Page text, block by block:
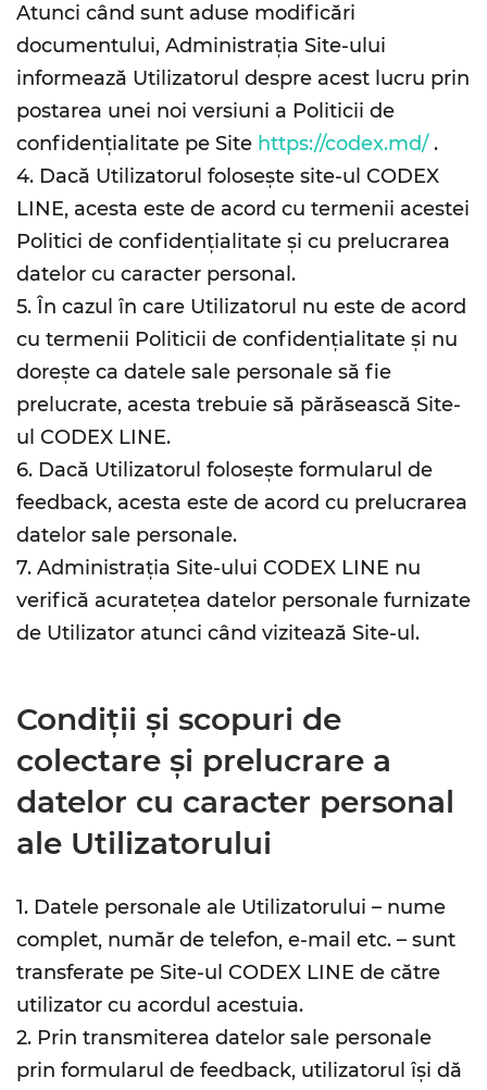
Atunci când sunt aduse modificări
documentului, Administrația Site-ului
informează Utilizatorul despre acest lucru prin
postarea unei noi versiuni a Politicii de
confidențialitate pe Site https://codex.md/.
4. Dacă Utilizatorul folosește site-ul CODEX
LINE, acesta este de acord cu termenii acestei
Politici de confidențialitate și cu prelucrarea
datelor cu caracter personal.
5. În cazul în care Utilizatorul nu este de acord
cu termenii Politicii de confidențialitate și nu
dorește ca datele sale personale să fie
prelucrate, acesta trebuie să părăsească Site-
ul CODEX LINE.
6. Dacă Utilizatorul folosește formularul de
feedback, acesta este de acord cu prelucrarea
datelor sale personale.
7. Administrația Site-ului CODEX LINE nu
verifică acuratețea datelor personale furnizate
de Utilizator atunci când vizitează Site-ul.
Condiții și scopuri de
colectare și prelucrare a
datelor cu caracter personal
ale Utilizatorului
1. Datele personale ale Utilizatorului – nume
complet, număr de telefon, e-mail etc. – sunt
transferate pe Site-ul CODEX LINE de către
utilizator cu acordul acestuia.
2. Prin transmiterea datelor sale personale
prin formularul de feedback, utilizatorul își dă